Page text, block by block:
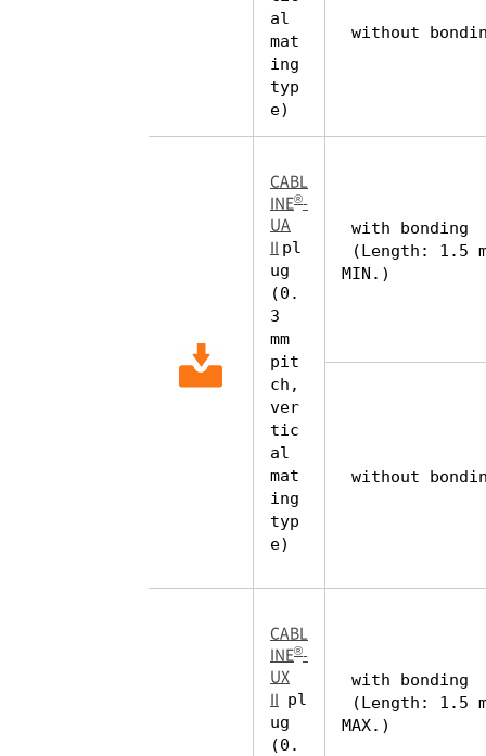
al
mat
ing
typ
e)
without
CABL
INE®-
UA
II pl
ug
(0.
3
mm
pit
ch,
ver
tic
al
mat
ing
typ
e)
with bonding
(Length: 1.5
MIN.)
without
CABL
INE®-
UX
II pl
ug
(0.
with bonding
(Length: 1.5
MAX.)